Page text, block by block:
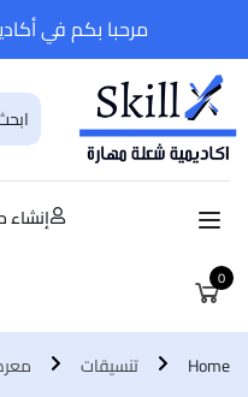
مرحبا بكم في
0
Home تنسيقات